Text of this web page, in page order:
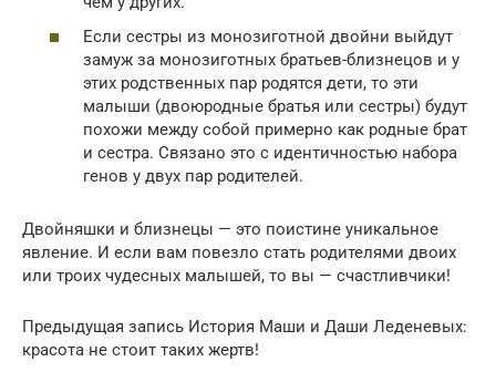
Если сестры из монозиготной двойни выйдут
замуж за монозиготных братьев-близнецов и у
этих родственных пар родятся дети, то эти
малыши (двоюродные братья или сестры) будут
похожи между собой примерно как родные брат
и сестра. Связано это с идентичностью набора
генов у двух пар родителей.
Двойняшки и близнецы — это поистине уникальное
явление. И если вам повезло стать родителями двоих
или троих чудесных малышей, то вы — счастливчики!
Предыдущая запись История Маши и Даши Леденевых:
красота не стоит таких жертв!